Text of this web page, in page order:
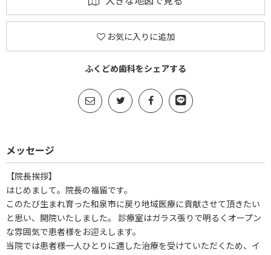
お気に入りに追加
ふくどめ歯科をシェアする
メッセージ
【院長挨拶】
はじめまして。院長の福留です。
このたび生まれ育った和泉市に戻り地域医療に貢献させて頂きたい
と思い、開院いたしました。 診療室はガラス張りで明るくオープン
な雰囲気で患者様をお迎えします。
当院では患者様一人ひとりに適した治療を受けていただくため、イ